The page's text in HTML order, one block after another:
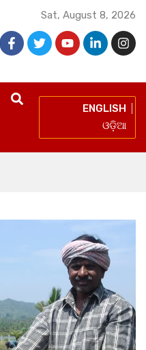
Sat, August 8, 2026
ENGLISH
ଓଡ଼ିଆ